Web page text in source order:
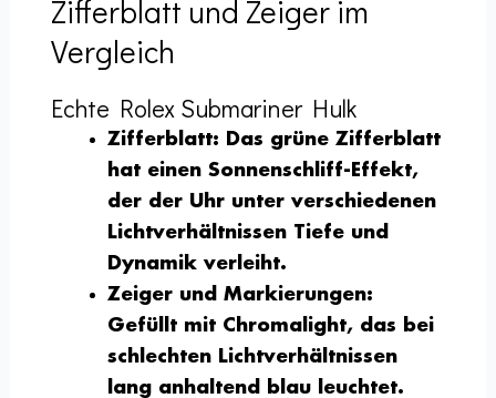
Zifferblatt und Zeiger im
Vergleich
Echte Rolex Submariner Hulk
Zifferblatt: Das grüne Zifferblatt
hat einen Sonnenschliff-Effekt,
der der Uhr unter verschiedenen
Lichtverhältnissen Tiefe und
Dynamik verleiht.
Zeiger und Markierungen:
Gefüllt mit Chromalight, das bei
schlechten Lichtverhältnissen
lang anhaltend blau leuchtet.